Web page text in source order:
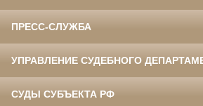
ПРЕСС-СЛУЖБА
УПРАВЛЕНИЕ СУДЕБНОГО
СУДЫ СУБЪЕКТА РФ